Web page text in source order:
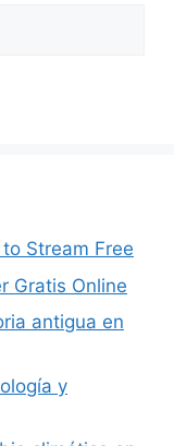
Stream Free
Gratis Online
antigua en
y